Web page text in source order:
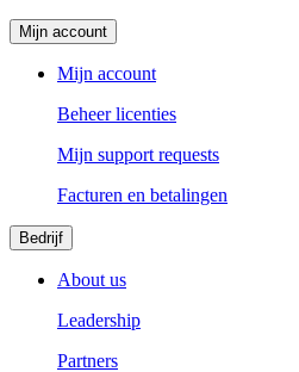
Mijn account
Mijn account
Beheer licenties
Mijn support requests
Facturen en betalingen
Bedrijf
About us
Leadership
Partners